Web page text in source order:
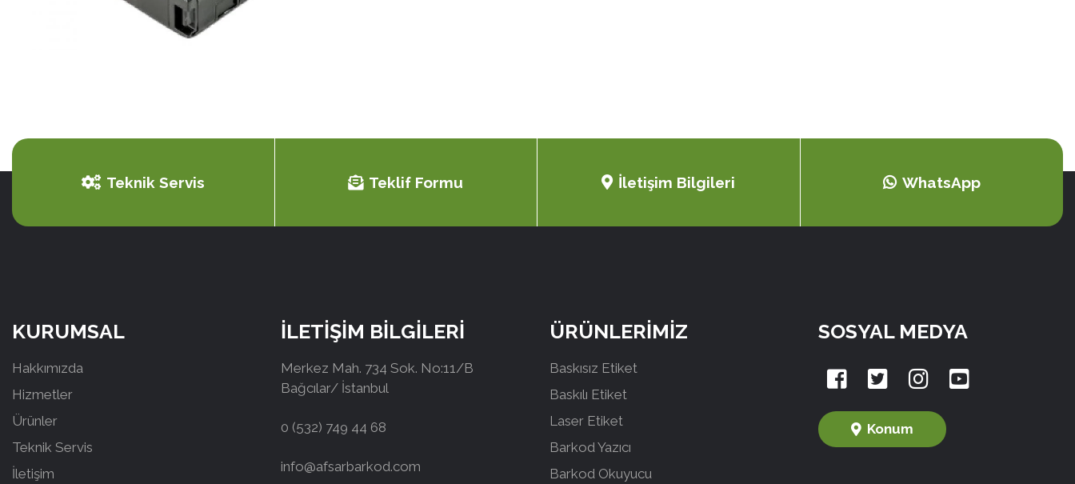
Teknik Servis Teklif Formu İletişim Bilgileri WhatsApp
KURUMSAL
Hakkımızda
Hizmetler
Ürünler
Teknik Servis
İletişim
İLETİŞİM BİLGİLERİ
Merkez Mah. 734 Sok. No:11/B
Bağcılar/ İstanbul
0 (532) 749 44 68
info@afsarbarkod.com
ÜRÜNLERİMİZ
Baskısız Etiket
Baskılı Etiket
Laser Etiket
Barkod Yazıcı
Barkod Okuyucu
SOSYAL MEDYA
Konum